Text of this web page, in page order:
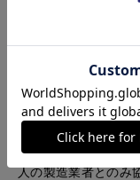
Tapis Noirは、ヴィ
ジし、手縫いのシル
素材や手法にこだわ
ファブリックのコレ
Kruseは、織物の質
をデジタルで美しい
います。タピノワー
人の製造業者とのみ